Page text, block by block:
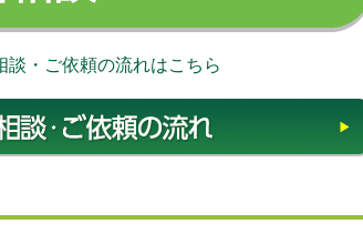
談・ご依頼の流れはこちら